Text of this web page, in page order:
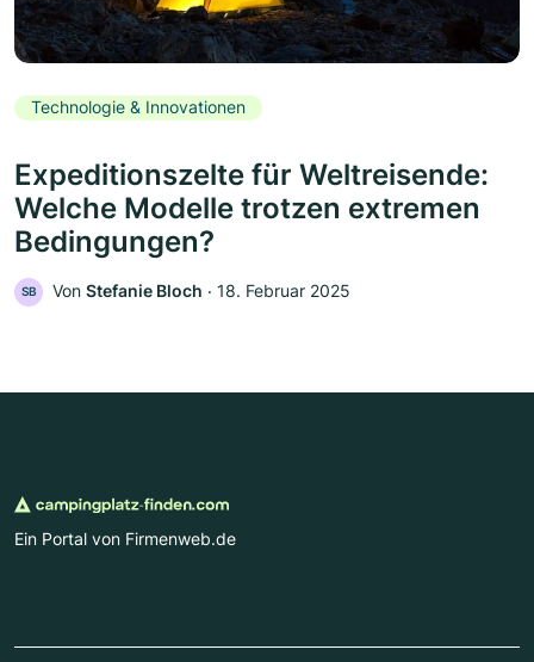
Technologie & Innovationen
Expeditionszelte für Weltreisende:
Welche Modelle trotzen extremen
Bedingungen?
SB Von Stefanie Bloch ‧ 18. Februar 2025
Ein Portal von Firmenweb.de